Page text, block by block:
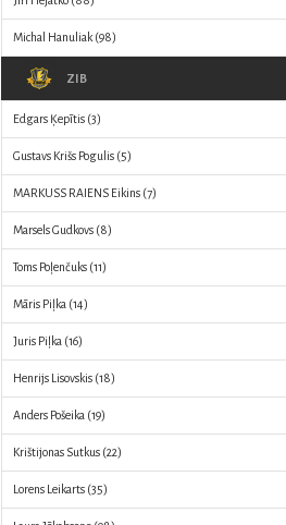
Michal Hanuliak (98)
ZIB
Edgars Ķepītis (3)
Gustavs Krišs Pogulis (5)
MARKUSS RAIENS Eikins (7)
Marsels Gudkovs (8)
Toms Poļenčuks (11)
Māris Piļka (14)
Juris Piļka (16)
Henrijs Lisovskis (18)
Anders Pošeika (19)
Krištijonas Sutkus (22)
Lorens Leikarts (35)